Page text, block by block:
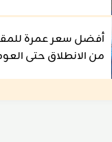
أفضل سعر عمرة
من الانطلاق حتى